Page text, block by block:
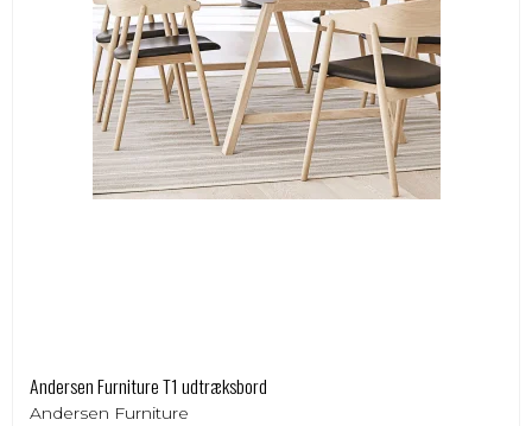
Andersen Furniture T1 udtræksbord
Andersen Furniture